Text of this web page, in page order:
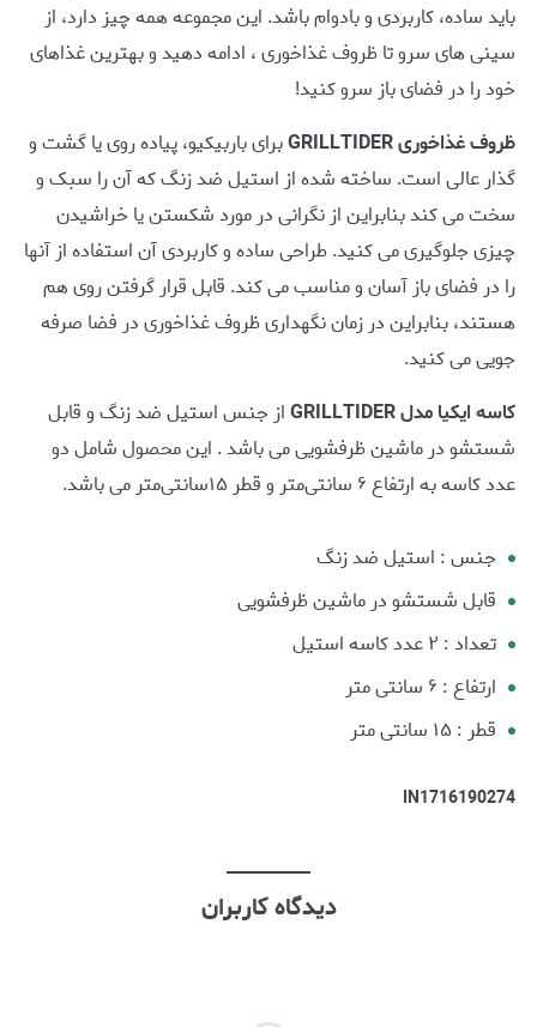
باید ساده، کاربردی و بادوام باشد. این مجموعه همه چیز دارد، از
سینی های سرو تا ظروف غذاخوری ، ادامه دهید و بهترین غذاهای
خود را در فضای باز سرو کنید!
ظروف غذاخوری GRILLTIDER
برای باربیکیو، پیاده روی یا گشت و
گذار عالی است. ساخته شده از استیل ضد زنگ که آن را سبک و
سخت می کند بنابراین از نگرانی در مورد شکستن یا خراشیدن
چیزی جلوگیری می کنید. طراحی ساده و کاربردی آن استفاده از آنها
را در فضای باز آسان و مناسب می کند. قابل قرار گرفتن روی هم
هستند، بنابراین در زمان نگهداری ظروف غذاخوری در فضا صرفه
جویی می کنید.
کاسه ایکیا مدل GRILLTIDER
از جنس استیل ضد زنگ و قابل
شستشو در ماشین ظرفشویی می باشد . این محصول شامل دو
عدد کاسه به ارتفاع ۶ سانتی‌متر و قطر ۱۵‌سانتی‌متر می باشد.
جنس : استیل ضد زنگ
قابل شستشو در ماشین ظرفشویی
تعداد : ۲ عدد کاسه استیل
ارتفاع : ۶ سانتی متر
قطر : ۱۵ سانتی متر
IN1716190274
دیدگاه کاربران